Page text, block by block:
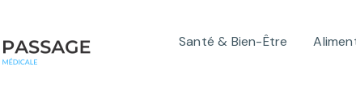
Santé & Bien-Être